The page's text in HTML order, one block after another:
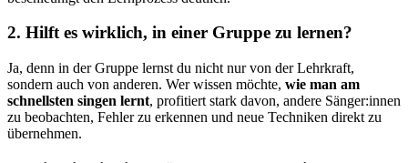
2. Hilft es wirklich, in einer Gruppe zu lernen?
Ja, denn in der Gruppe lernst du nicht nur von der Lehrkraft,
sondern auch von anderen. Wer wissen möchte, wie man am
schnellsten singen lernt, profitiert stark davon, andere Sänger:innen
zu beobachten, Fehler zu erkennen und neue Techniken direkt zu
übernehmen.